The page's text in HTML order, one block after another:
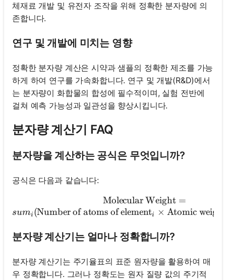
체재료 개발 및 유전자 조작을 위해 정확한 분자량에 의
존합니다.
연구 및 개발에 미치는 영향
정확한 분자량 계산은 시약과 샘플의 정확한 제조를 가능
하게 하여 연구를 가속화합니다. 연구 및 개발(R&D)에서
는 분자량이 화합물의 합성에 필수적이며, 실험 전반에
걸쳐 예측 가능성과 일관성을 향상시킵니다.
분자량 계산기 FAQ
분자량을 계산하는 공식은 무엇입니까?
공식은 다음과 같습니다:
\text{Molecular
Molecular Weight =
sumi (Number of atoms of elementi × Atomic
분자량 계산기는 얼마나 정확합니까?
분자량 계산기는 주기율표의 표준 원자량을 활용하여 매
우 정확합니다. 그러나 정확도는 원자 질량 값의 주기적